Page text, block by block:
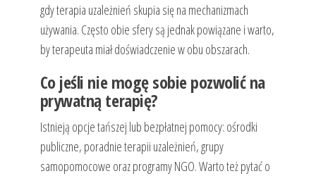
gdy terapia uzależnień skupia się na mechanizmach
używania. Często obie sfery są jednak powiązane i warto,
by terapeuta miał doświadczenie w obu obszarach.
Co jeśli nie mogę sobie pozwolić na
prywatną terapię?
Istnieją opcje tańszej lub bezpłatnej pomocy: ośrodki
publiczne, poradnie terapii uzależnień, grupy
samopomocowe oraz programy NGO. Warto też pytać o